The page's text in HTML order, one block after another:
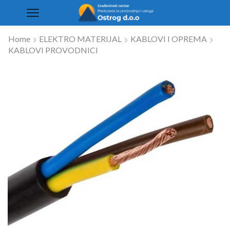
Home ELEKTRO MATERIJAL
KABLOVI I OPREMA
KABLOVI PROVODNICI